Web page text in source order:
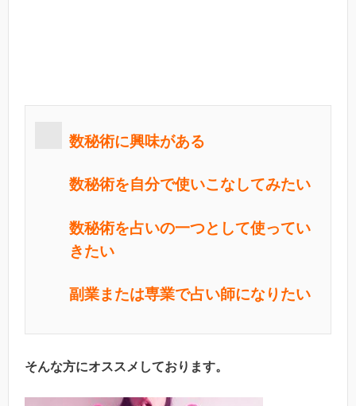
数秘術に興味がある
数秘術を自分で使いこなしてみたい
数秘術を占いの一つとして使ってい
きたい
副業または専業で占い師になりたい
そんな方にオススメしております。